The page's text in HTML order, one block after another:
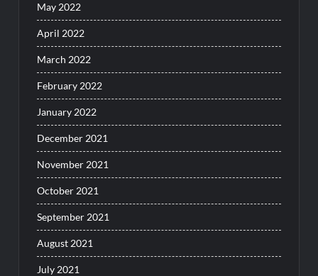
May 2022
April 2022
March 2022
February 2022
January 2022
December 2021
November 2021
October 2021
September 2021
August 2021
July 2021